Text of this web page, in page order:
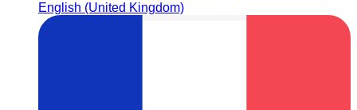
English (United Kingdom)